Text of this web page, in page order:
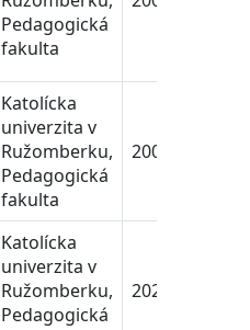
Pedagogická
fakulta
Katolícka
univerzita v
Ružomberku,
Pedagogická
fakulta
2007-2022
Katolícka
univerzita v
Ružomberku,
Pedagogická
2022-trvá